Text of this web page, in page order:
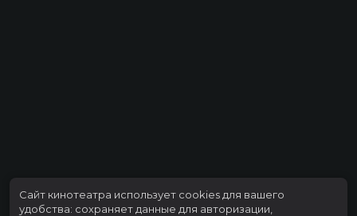
Сайт кинотеатра использует cookies для вашего
удобства: сохраняет данные для авторизации,